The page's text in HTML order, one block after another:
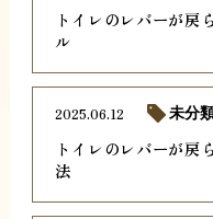
トイレのレバーが戻
ル
トイレのレバーが戻
法
2025.06.12 未分